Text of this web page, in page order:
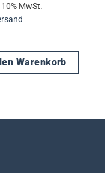
MwSt.
Warenkorb